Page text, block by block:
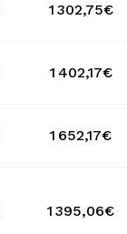
1 302,75€
1 402,17€
1 652,17€
1 395,06€